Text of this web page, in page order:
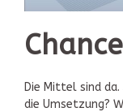
Die Mittel sind
die Umsetzung?